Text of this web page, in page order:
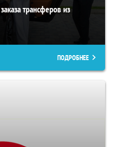
трансферов из
ПОДРОБНЕЕ